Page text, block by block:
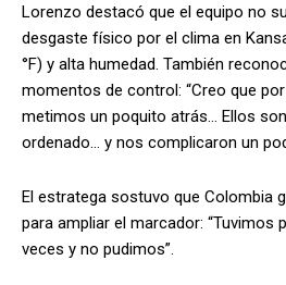
Lorenzo destacó que el equipo no
desgaste físico por el clima en
°F) y alta humedad. También
momentos de control: “Creo que
metimos un poquito atrás… Ellos
ordenado… y nos complicaron un
El estratega sostuvo que Colombia
para ampliar el marcador: “Tuvimos
veces y no pudimos”.